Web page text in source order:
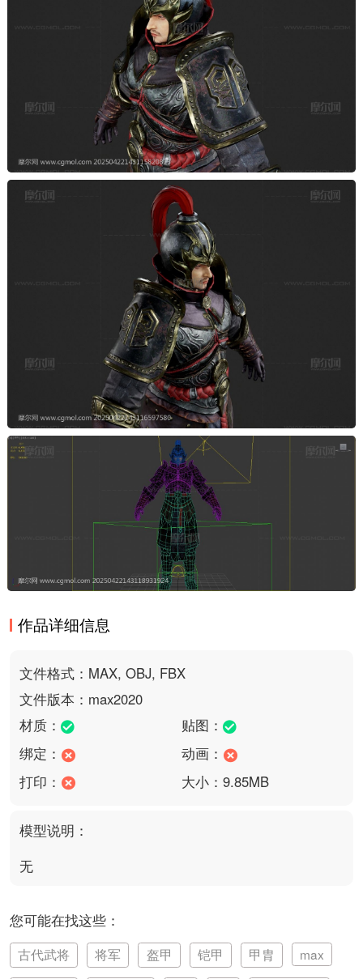
作品详细信息
文件格式：MAX, OBJ, FBX
文件版本：max2020
材质：
贴图：
绑定：
动画：
打印：
大小：9.85MB
模型说明：
无
您可能在找这些：
古代武将 将军 盔甲 铠甲 甲胄
max